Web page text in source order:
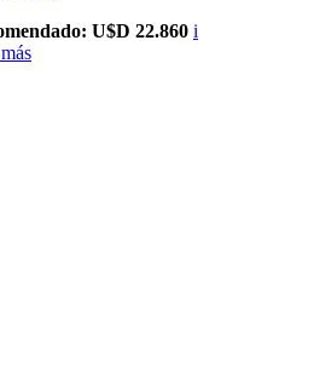
U$D 22.860 i